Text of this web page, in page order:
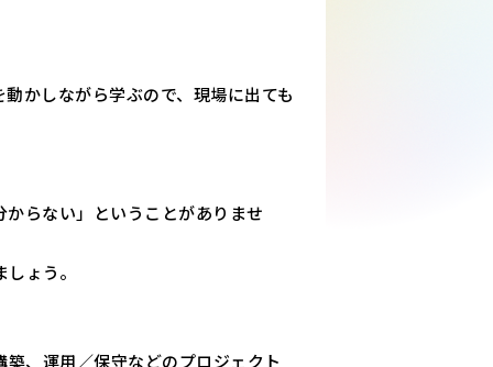
かしながら学ぶので、現場に出ても
らない」ということがありませ
ょう。
、運用／保守などのプロジェクト